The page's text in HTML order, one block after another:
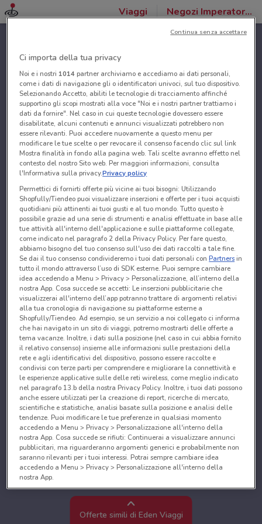
Viaggi Negozi Imperatore Viaggi
Offerte simili di Eden Viaggi
Ci importa della tua privacy
Noi e i nostri 1014partner archiviamo e accediamo ai dati personali,
come i dati di navigazione gli o identificatori univoci, sul tuo dispositivo.
Selezionando Accetto, abiliti le tecnologie di tracciamento affinché
supportino gli scopi mostrati alla voce "Noi e i nostri partner trattiamo i
dati da fornire". Nel caso in cui queste tecnologie dovessero essere
disabilitate, alcuni contenuti e annunci visualizzati potrebbero non
essere rilevanti. Puoi accedere nuovamente a questo menu per
modificare le tue scelte o per revocare il consenso facendo clic sul link
Mostra finalità in fondo alla pagina web. Tali scelte avranno effetto nel
contesto del nostro Sito web. Per maggiori informazioni, consulta
l'Informativa sulla privacy.Privacy policy
Permettici di fornirti offerte più vicine ai tuoi bisogni: Utilizzando
Shopfully/Tiendeo puoi visualizzare inserzioni e offerte per i tuoi acquisti
quotidiani più attinenti ai tuoi gusti e al tuo mondo. Tutto questo è
possibile grazie ad una serie di strumenti e analisi effettuate in base alle
tue attività all'interno dell'applicazione e sulle piattaforme collegate,
come indicato nel paragrafo 2 della Privacy Policy. Per fare questo,
abbiamo bisogno del tuo consenso sull'uso dei dati raccolti a tale fine.
Se dai il tuo consenso condivideremo i tuoi dati personali conPartnersin
tutto il mondo attraverso l’uso di SDK esterne. Puoi sempre cambiare
idea accedendo a Menu > Privacy > Personalizzazione, all’interno della
nostra App. Cosa succede se accetti: Le inserzioni pubblicitarie che
visualizzerai all'interno dell’app potranno trattare di argomenti relativi
alla tua cronologia di navigazione su piattaforme esterne a
Shopfully/Tiendeo. Ad esempio, se un servizio a noi collegato ci informa
che hai navigato in un sito di viaggi, potremo mostrarti delle offerte a
tema vacanze. Inoltre, i dati sulla posizione (nel caso in cui abbia fornito
il relativo consenso) insieme alle informazioni sulle prestazioni della
rete e agli identificativi del dispositivo, possono essere raccolte e
condivisi con terze parti per comprendere e migliorare la connettività e
le esperienze applicative sulle delle reti wireless, come meglio indicato
nel paragrafo 13.b della nostra Privacy Policy. Inoltre, i tuoi dati possono
anche essere utilizzati per la creazione di report, ricerche di mercato,
scientifiche e statistiche, analisi basate sulla posizione e analisi delle
tendenze. Puoi modificare le tue preferenze in qualsiasi momento
accedendo a Menu > Privacy > Personalizzazione all'interno della
nostra App. Cosa succede se rifiuti: Continuerai a visualizzare annunci
pubblicitari, ma riguarderanno argomenti generici e probabilmente non
saranno rilevanti per i tuoi interessi. Potrai sempre cambiare idea
accedendo a Menu > Privacy > Personalizzazione all'interno della
nostra App.
Noi e i nostri partner trattiamo i dati per fornire:
Utilizzare dati di geolocalizzazione precisi. Scansione attiva delle
caratteristiche del dispositivo ai fini dell’identificazione. Archiviare
Continua senza accettare